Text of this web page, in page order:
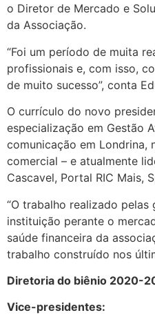
o Diretor de Mercado e
da Associação.
“Foi um período de muita
profissionais e, com isso,
de muito sucesso”, conta
O currículo do novo
especialização em Gestão
comunicação em Londrina,
comercial – e atualmente
Cascavel, Portal RIC Mais,
“O trabalho realizado
instituição perante o
saúde financeira da
trabalho construído nos
Diretoria do biênio 2020-
Vice-presidentes: